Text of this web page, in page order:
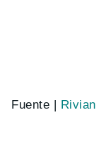
Fuente | Rivian